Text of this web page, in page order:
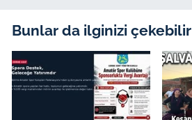
Bunlar da ilginizi çekebilir